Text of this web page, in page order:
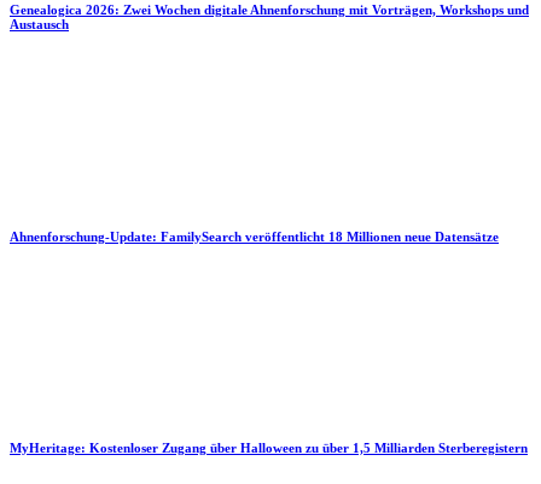
Genealogica 2026: Zwei Wochen digitale Ahnenforschung mit Vorträgen, Workshops und
Austausch
Ahnenforschung-Update: FamilySearch veröffentlicht 18 Millionen neue Datensätze
MyHeritage: Kostenloser Zugang über Halloween zu über 1,5 Milliarden Sterberegistern